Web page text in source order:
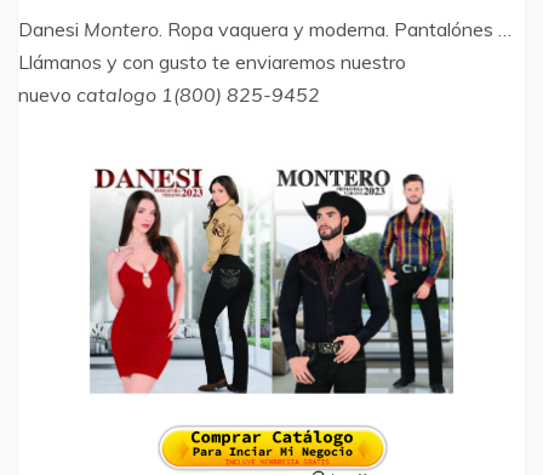
Danesi Montero . Ropa vaquera y moderna. Pantalónes …
Llámanos y con gusto te enviaremos nuestro
nuevo catalogo 1(800) 825-9452